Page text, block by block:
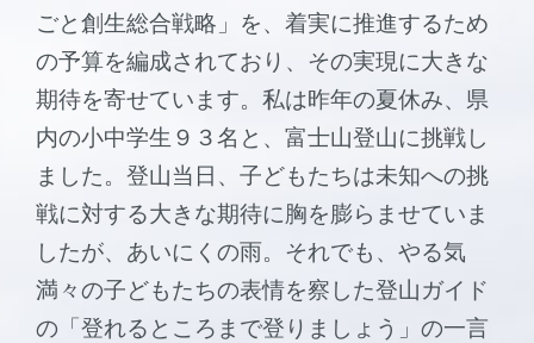
ごと創生総合戦略」を、着実に推進するため
の予算を編成されており、その実現に大きな
期待を寄せています。私は昨年の夏休み、県
内の小中学生９３名と、富士山登山に挑戦し
ました。登山当日、子どもたちは未知への挑
戦に対する大きな期待に胸を膨らませていま
したが、あいにくの雨。それでも、やる気
満々の子どもたちの表情を察した登山ガイド
の「登れるところまで登りましょう」の一言